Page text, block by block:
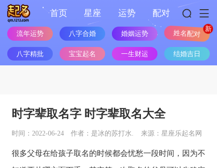
首页 星座 运势 配对
流年运势 八字合婚 婚姻运势 姓名配对
八字精批 宝宝起名 一生财运 结婚吉日
时字辈取名字 时字辈取名大全
时间：2022-06-24 作者：是冰的苏打水. 来源：星座乐起名网
很多父母在给孩子取名的时候都会忧愁一段时间，因为不